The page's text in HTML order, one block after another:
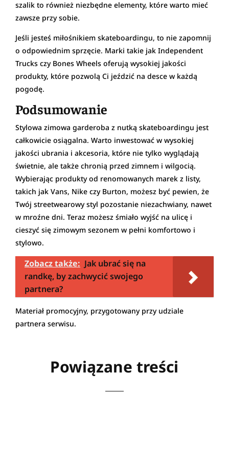
szalik to również niezbędne elementy, które warto mieć
zawsze przy sobie.
Jeśli jesteś miłośnikiem skateboardingu, to nie zapomnij
o odpowiednim sprzęcie. Marki takie jak Independent
Trucks czy Bones Wheels oferują wysokiej jakości
produkty, które pozwolą Ci jeździć na desce w każdą
pogodę.
Podsumowanie
Stylowa zimowa garderoba z nutką skateboardingu jest
całkowicie osiągalna. Warto inwestować w wysokiej
jakości ubrania i akcesoria, które nie tylko wyglądają
świetnie, ale także chronią przed zimnem i wilgocią.
Wybierając produkty od renomowanych marek z listy,
takich jak Vans, Nike czy Burton, możesz być pewien, że
Twój streetwearowy styl pozostanie niezachwiany, nawet
w mroźne dni. Teraz możesz śmiało wyjść na ulicę i
cieszyć się zimowym sezonem w pełni komfortowo i
stylowo.
Zobacz także: Jak ubrać się na
randkę, by zachwycić swojego
partnera?
Materiał promocyjny, przygotowany przy udziale
partnera serwisu.
Powiązane treści